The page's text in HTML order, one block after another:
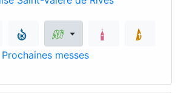
Prochaines messes